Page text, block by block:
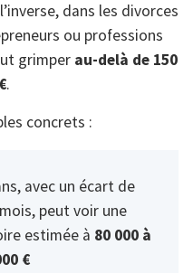
dans les divorces
ou professions
grimper au-delà de 150
.
concrets :
avec un écart de
peut voir une
estimée à 80 000 à
€